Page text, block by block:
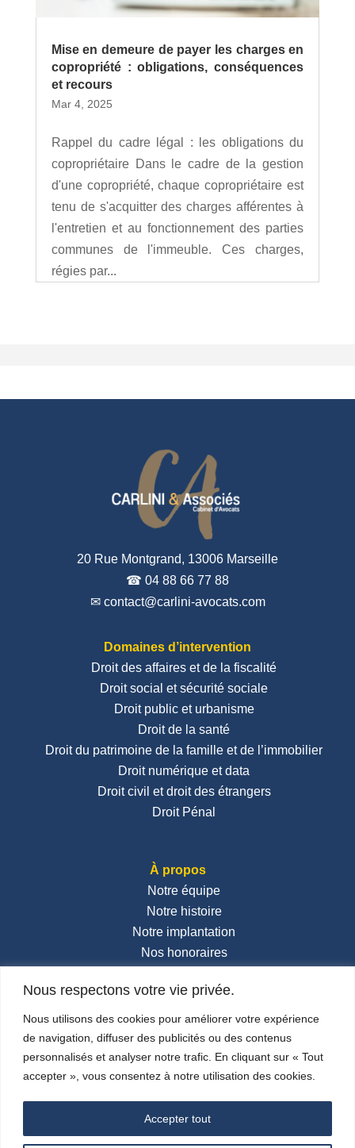
Nous respectons votre vie privée.
Nous utilisons des cookies pour améliorer votre expérience
de navigation, diffuser des publicités ou des contenus
personnalisés et analyser notre trafic. En cliquant sur « Tout
accepter », vous consentez à notre utilisation des cookies.
Accepter tout
Mise en demeure de payer les charges en
copropriété : obligations, conséquences
et recours
Mar 4, 2025
Rappel du cadre légal : les obligations du
copropriétaire Dans le cadre de la gestion
d'une copropriété, chaque copropriétaire est
tenu de s'acquitter des charges afférentes à
l'entretien et au fonctionnement des parties
communes de l'immeuble. Ces charges,
régies par...
20 Rue Montgrand, 13006 Marseille
☎ 04 88 66 77 88
✉ contact@carlini-avocats.com
Domaines d’intervention
Droit des affaires et de la fiscalité
Droit social et sécurité sociale
Droit public et urbanisme
Droit de la santé
Droit du patrimoine de la famille et de l’immobilier
Droit numérique et data
Droit civil et droit des étrangers
Droit Pénal
À propos
Notre équipe
Notre histoire
Notre implantation
Nos honoraires
Actualités
Réseaux sociaux